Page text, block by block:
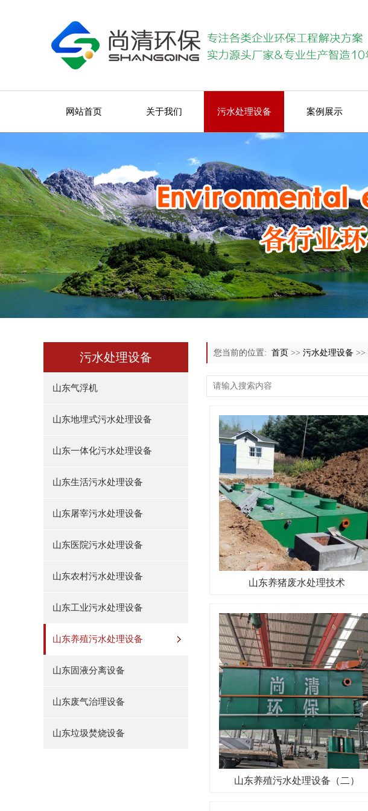
网站首页 关于我们 污水处理设备 案例展示
污水处理设备
山东气浮机
山东地埋式污水处理设备
山东一体化污水处理设备
山东生活污水处理设备
山东屠宰污水处理设备
山东医院污水处理设备
山东农村污水处理设备
山东工业污水处理设备
山东养殖污水处理设备
山东固液分离设备
山东废气治理设备
山东垃圾焚烧设备
您当前的位置: 首页 >> 污水处理设备 >>
山东养猪废水处理技术
山东养殖污水处理设备（二）